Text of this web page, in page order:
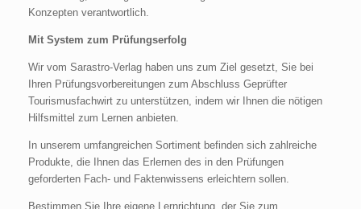
Konzepten verantwortlich.
Mit System zum Prüfungserfolg
Wir vom Sarastro-Verlag haben uns zum Ziel gesetzt, Sie bei
Ihren Prüfungsvorbereitungen zum Abschluss Geprüfter
Tourismusfachwirt zu unterstützen, indem wir Ihnen die nötigen
Hilfsmittel zum Lernen anbieten.
In unserem umfangreichen Sortiment befinden sich zahlreiche
Produkte, die Ihnen das Erlernen des in den Prüfungen
geforderten Fach- und Faktenwissens erleichtern sollen.
Bestimmen Sie Ihre eigene Lernrichtung, der Sie zum